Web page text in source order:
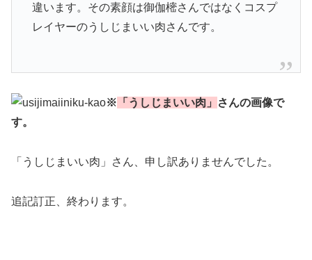
違います。その素顔は御伽樒さんではなくコスプ
レイヤーのうしじまいい肉さんです。
※ 「うしじまいい肉」
さんの画像で
す。
「うしじまいい肉」さん、申し訳ありませんでした。
追記訂正、終わります。